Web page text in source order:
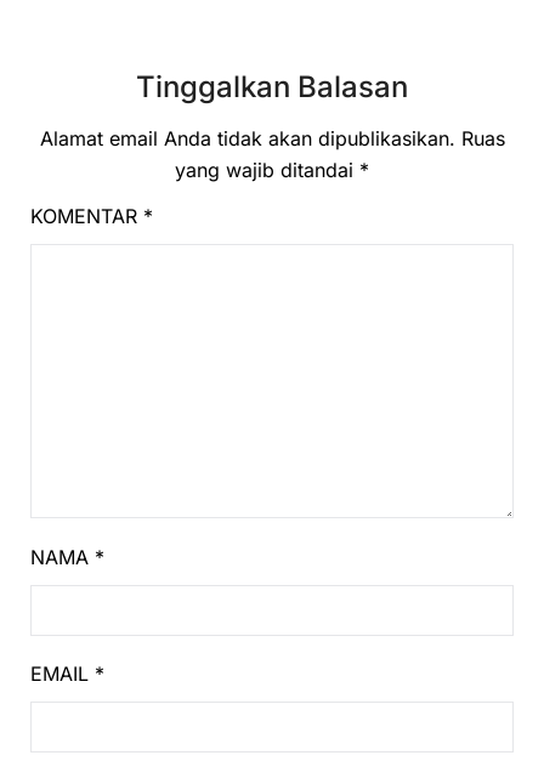
Tinggalkan Balasan
Alamat email Anda tidak akan dipublikasikan. Ruas
yang wajib ditandai *
KOMENTAR *
NAMA *
EMAIL *